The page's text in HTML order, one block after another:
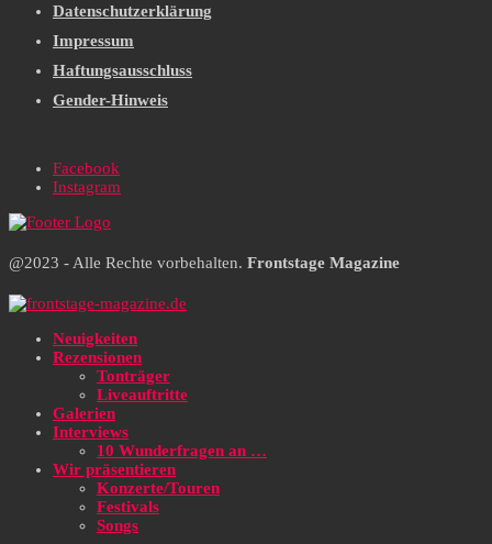
Datenschutzerklärung
Impressum
Haftungsausschluss
Gender-Hinweis
Facebook
Instagram
@2023 - Alle Rechte vorbehalten. Frontstage Magazine
Neuigkeiten
Rezensionen
Tonträger
Liveauftritte
Galerien
Interviews
10 Wunderfragen an …
Wir präsentieren
Konzerte/Touren
Festivals
Songs